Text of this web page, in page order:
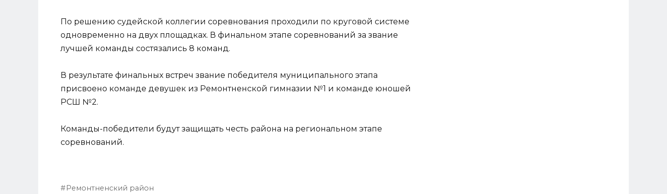
По решению судейской коллегии соревнования проходили по круговой системе
одновременно на двух площадках. В финальном этапе соревнований за звание
лучшей команды состязались 8 команд.
В результате финальных встреч звание победителя муниципального этапа
присвоено команде девушек из Ремонтненской гимназии №1 и команде юношей
РСШ №2.
Команды-победители будут защищать честь района на региональном этапе
соревнований.
Ремонтненский район